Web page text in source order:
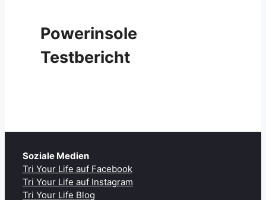
Powerinsole
Testbericht
Soziale Medien
Tri Your Life auf Facebook
Tri Your Life auf Instagram
Tri Your Life Blog